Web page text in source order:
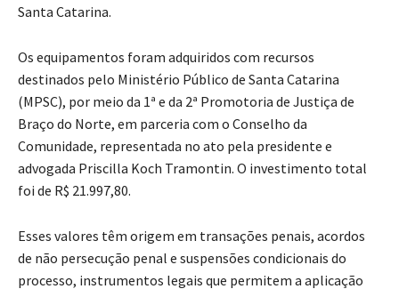
Santa Catarina.
Os equipamentos foram adquiridos com recursos
destinados pelo Ministério Público de Santa Catarina
(MPSC), por meio da 1ª e da 2ª Promotoria de Justiça de
Braço do Norte, em parceria com o Conselho da
Comunidade, representada no ato pela presidente e
advogada Priscilla Koch Tramontin. O investimento total
foi de R$ 21.997,80.
Esses valores têm origem em transações penais, acordos
de não persecução penal e suspensões condicionais do
processo, instrumentos legais que permitem a aplicação